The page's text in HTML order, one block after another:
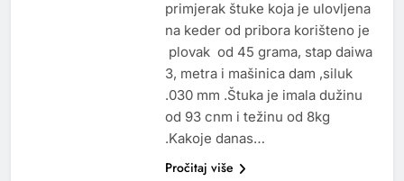
primjerak štuke koja je ulovljena
na keder od pribora korišteno je
plovak od 45 grama, stap daiwa
3, metra i mašinica dam ,siluk
.030 mm .Štuka je imala dužinu
od 93 cnm i težinu od 8kg
.Kakoje danas…
Pročitaj više